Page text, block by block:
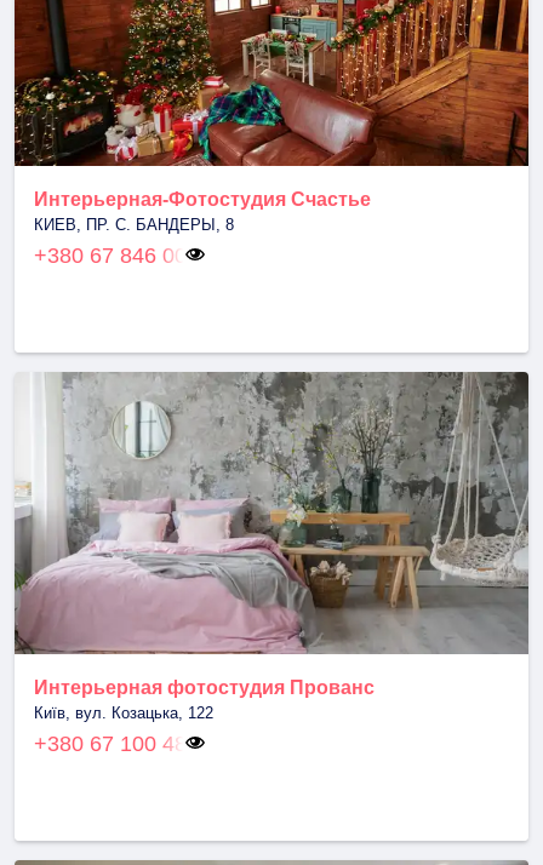
Интерьерная-Фотостудия Счастье
КИЕВ, ПР. С. БАНДЕРЫ, 8
+380 67 846 00
Интерьерная фотостудия Прованс
Київ, вул. Козацька, 122
+380 67 100 48